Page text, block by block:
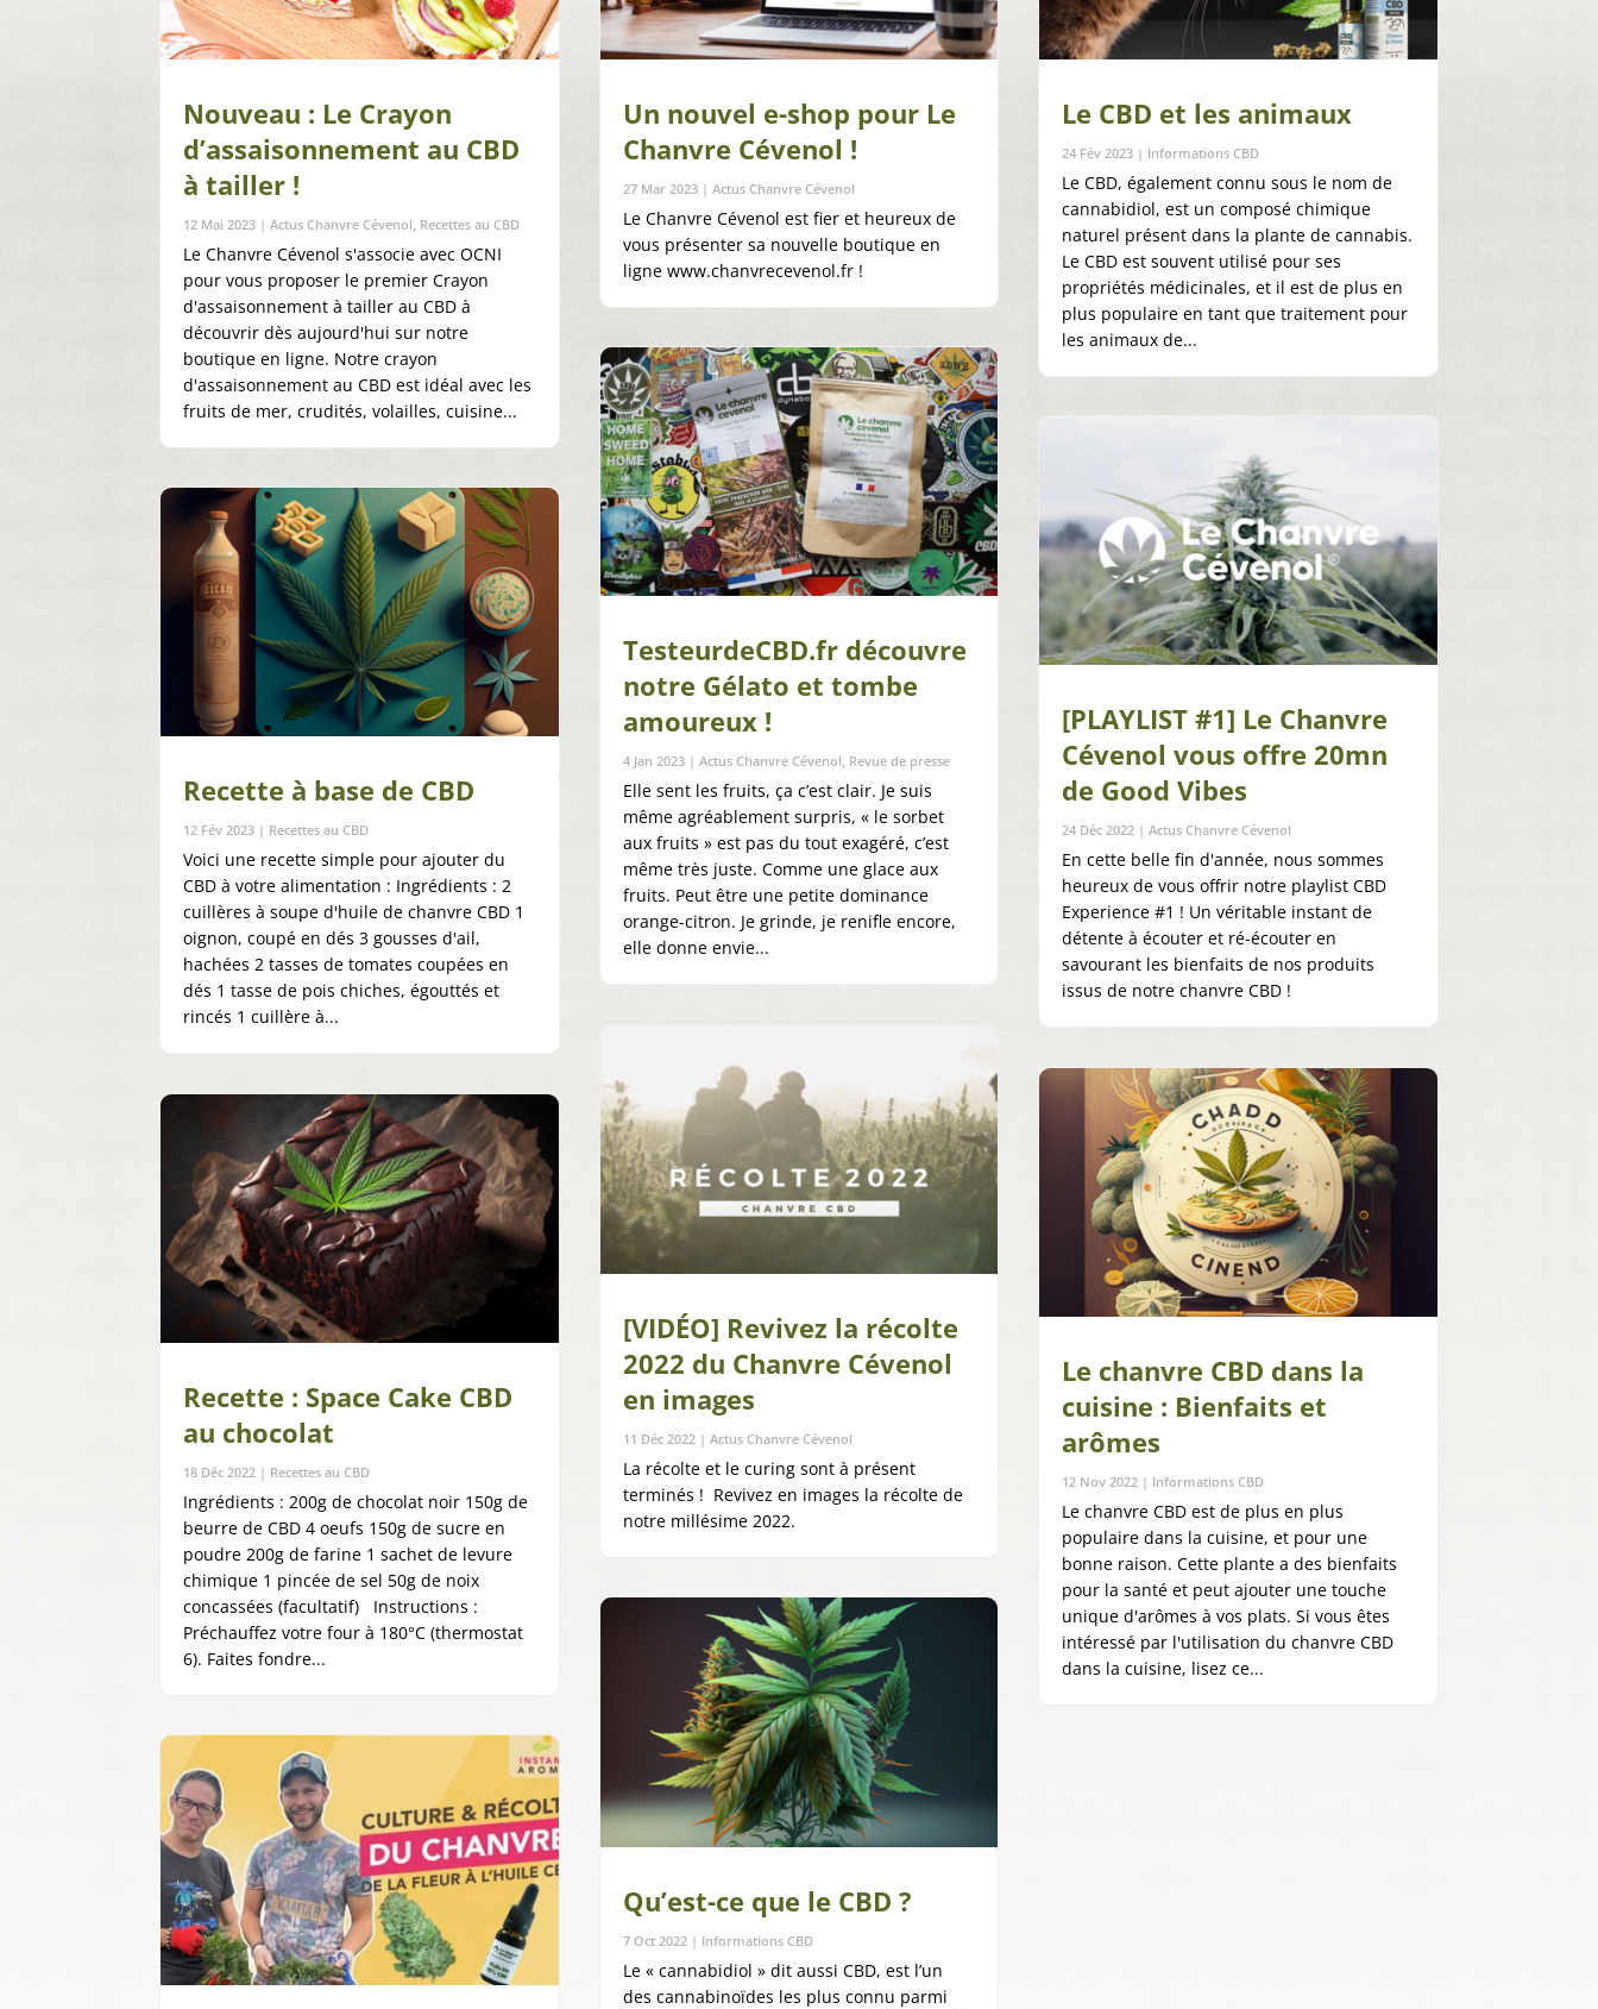
Nouveau : Le Crayon
d’assaisonnement au CBD
à tailler !
12 Mai 2023 |Actus Chanvre Cévenol Recettes au CBD
Le Chanvre Cévenol s'associe avec OCNI
pour vous proposer le premier Crayon
d'assaisonnement à tailler au CBD à
découvrir dès aujourd'hui sur notre
boutique en ligne. Notre crayon
d'assaisonnement au CBD est idéal avec les
fruits de mer, crudités, volailles, cuisine...
Recette à base de CBD
12 Fév 2023 | Recettes au CBD
Voici une recette simple pour ajouter du
CBD à votre alimentation : Ingrédients : 2
cuillères à soupe d'huile de chanvre CBD 1
oignon, coupé en dés 3 gousses d'ail,
hachées 2 tasses de tomates coupées en
dés 1 tasse de pois chiches, égouttés et
rincés 1 cuillère à...
Recette : Space Cake CBD
au chocolat
18 Déc 2022 | Recettes au CBD
Ingrédients : 200g de chocolat noir 150g de
beurre de CBD 4 oeufs 150g de sucre en
poudre 200g de farine 1 sachet de levure
chimique 1 pincée de sel 50g de noix
concassées (facultatif) Instructions :
Préchauffez votre four à 180°C (thermostat
6). Faites fondre...
Un nouvel e-shop pour Le
Chanvre Cévenol !
27 Mar 2023| Actus Chanvre Cévenol
Le Chanvre Cévenol est fier et heureux de
vous présenter sa nouvelle boutique en
ligne www.chanvrecevenol.fr !
TesteurdeCBD.fr découvre
notre Gélato et tombe
amoureux !
4 Jan 2023| Actus Chanvre Cévenol, Revue de presse
Elle sent les fruits, ça c’est clair. Je suis
même agréablement surpris, « le sorbet
aux fruits » est pas du tout exagéré, c’est
même très juste. Comme une glace aux
fruits. Peut être une petite dominance
orange-citron. Je grinde, je renifle encore,
elle donne envie...
[VIDÉO] Revivez la récolte
2022 du Chanvre Cévenol
en images
11 Déc 2022| Actus Chanvre Cévenol
La récolte et le curing sont à présent
terminés ! Revivez en images la récolte de
notre millésime 2022.
Qu’est-ce que le CBD ?
7 Oct 2022| Informations CBD
Le « cannabidiol » dit aussi CBD, est l’un
des cannabinoïdes les plus connu parmi
Le CBD et les animaux
24 Fév 2023| Informations CBD
Le CBD, également connu sous le nom de
cannabidiol, est un composé chimique
naturel présent dans la plante de cannabis.
Le CBD est souvent utilisé pour ses
propriétés médicinales, et il est de plus en
plus populaire en tant que traitement pour
les animaux de...
[PLAYLIST #1] Le Chanvre
Cévenol vous offre 20mn
de Good Vibes
24 Déc 2022| Actus Chanvre Cévenol
En cette belle fin d'année, nous sommes
heureux de vous offrir notre playlist CBD
Experience #1 ! Un véritable instant de
détente à écouter et ré-écouter en
savourant les bienfaits de nos produits
issus de notre chanvre CBD !
Le chanvre CBD dans la
cuisine : Bienfaits et
arômes
12 Nov 2022| Informations CBD
Le chanvre CBD est de plus en plus
populaire dans la cuisine, et pour une
bonne raison. Cette plante a des bienfaits
pour la santé et peut ajouter une touche
unique d'arômes à vos plats. Si vous êtes
intéressé par l'utilisation du chanvre CBD
dans la cuisine, lisez ce...